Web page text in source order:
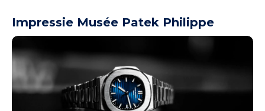
Impressie Musée Patek Philippe